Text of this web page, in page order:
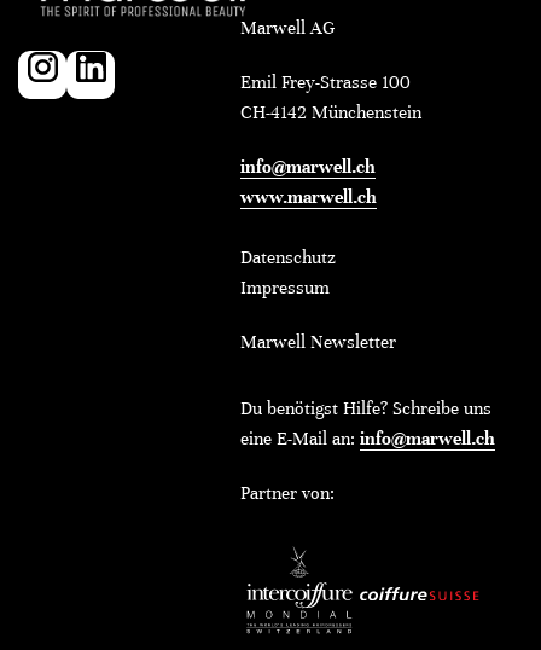
Marwell AG
Emil Frey-Strasse 100
CH-4142 Münchenstein
info@marwell.ch
www.marwell.ch
Datenschutz
Impressum
Marwell Newsletter
Du benötigst Hilfe? Schreibe uns
eine E-Mail an: info@marwell.ch
Partner von: